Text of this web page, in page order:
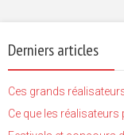
Derniers articles
Ces grands
Ce que les